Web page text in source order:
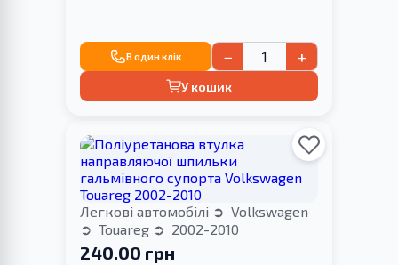
В один клік − +
У кошик
Легкові автомобілі
Volkswagen
Touareg
2002-2010
240.00 грн